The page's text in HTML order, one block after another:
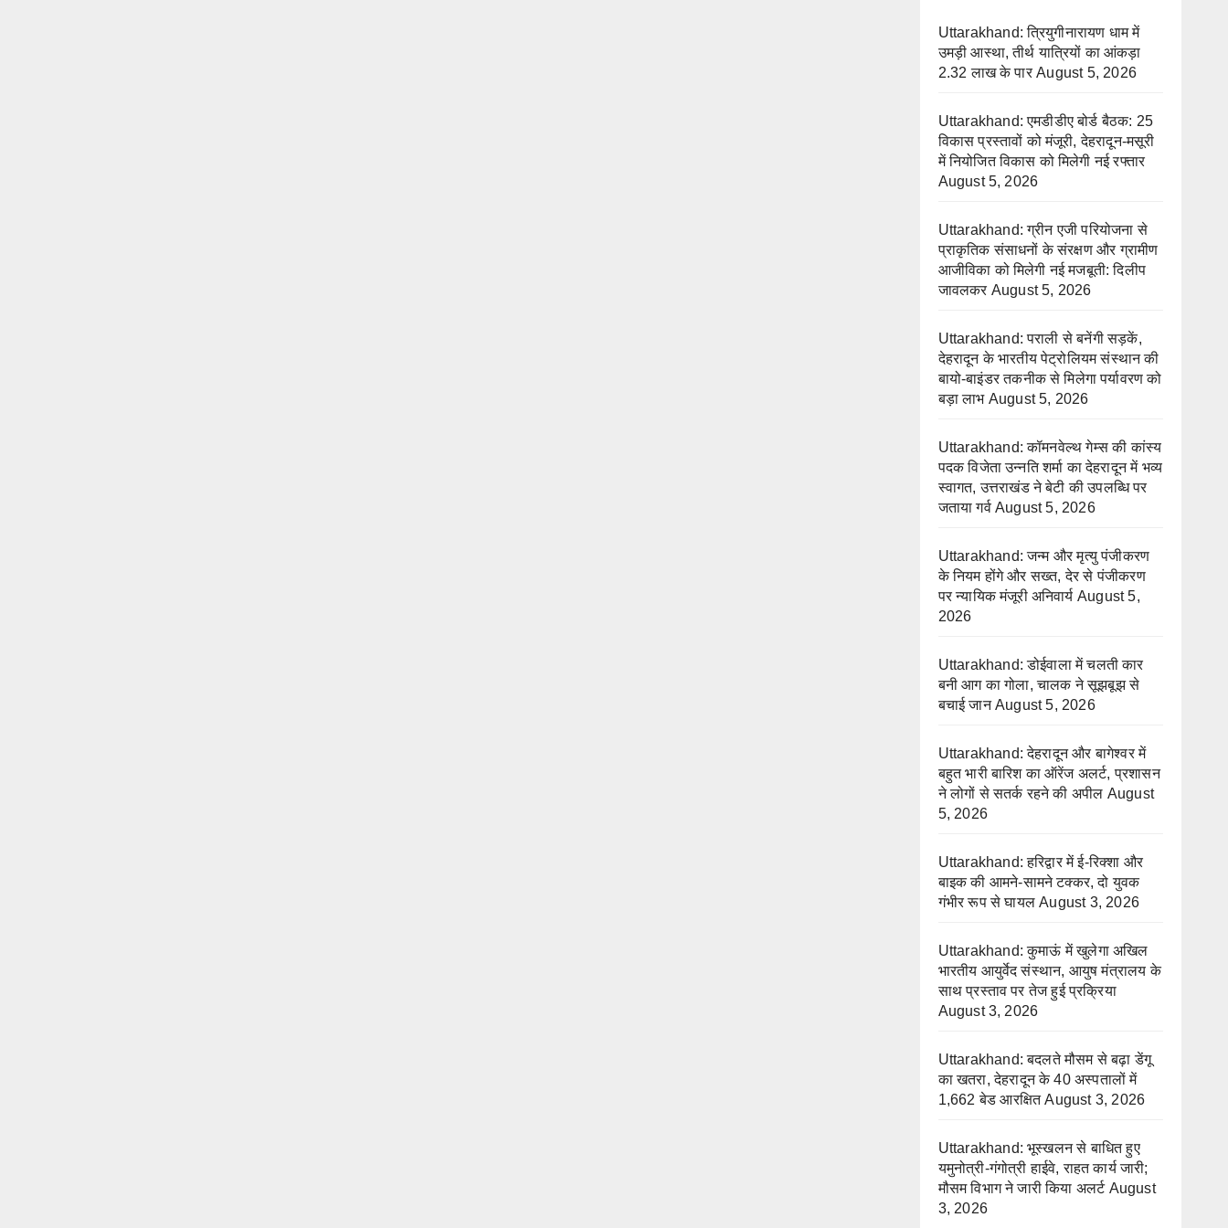
Uttarakhand: त्रियुगीनारायण धाम में
उमड़ी आस्था, तीर्थ यात्रियों का आंकड़ा
2.32 लाख के पार August 5, 2026
Uttarakhand: एमडीडीए बोर्ड बैठक: 25
विकास प्रस्तावों को मंजूरी, देहरादून-मसूरी
में नियोजित विकास को मिलेगी नई रफ्तार
August 5, 2026
Uttarakhand: ग्रीन एजी परियोजना से
प्राकृतिक संसाधनों के संरक्षण और ग्रामीण
आजीविका को मिलेगी नई मजबूती: दिलीप
जावलकर August 5, 2026
Uttarakhand: पराली से बनेंगी सड़कें,
देहरादून के भारतीय पेट्रोलियम संस्थान की
बायो-बाइंडर तकनीक से मिलेगा पर्यावरण को
बड़ा लाभ August 5, 2026
Uttarakhand: कॉमनवेल्थ गेम्स की कांस्य
पदक विजेता उन्नति शर्मा का देहरादून में भव्य
स्वागत, उत्तराखंड ने बेटी की उपलब्धि पर
जताया गर्व August 5, 2026
Uttarakhand: जन्म और मृत्यु पंजीकरण
के नियम होंगे और सख्त, देर से पंजीकरण
पर न्यायिक मंजूरी अनिवार्य August 5,
2026
Uttarakhand: डोईवाला में चलती कार
बनी आग का गोला, चालक ने सूझबूझ से
बचाई जान August 5, 2026
Uttarakhand: देहरादून और बागेश्वर में
बहुत भारी बारिश का ऑरेंज अलर्ट, प्रशासन
ने लोगों से सतर्क रहने की अपील August
5, 2026
Uttarakhand: हरिद्वार में ई-रिक्शा और
बाइक की आमने-सामने टक्कर, दो युवक
गंभीर रूप से घायल August 3, 2026
Uttarakhand: कुमाऊं में खुलेगा अखिल
भारतीय आयुर्वेद संस्थान, आयुष मंत्रालय के
साथ प्रस्ताव पर तेज हुई प्रक्रिया
August 3, 2026
Uttarakhand: बदलते मौसम से बढ़ा डेंगू
का खतरा, देहरादून के 40 अस्पतालों में
1,662 बेड आरक्षित August 3, 2026
Uttarakhand: भूस्खलन से बाधित हुए
यमुनोत्री-गंगोत्री हाईवे, राहत कार्य जारी;
मौसम विभाग ने जारी किया अलर्ट August
3, 2026